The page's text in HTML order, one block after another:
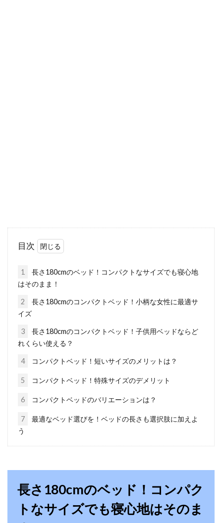
どれを買う？布団掃除機ランキン
ギーが注目されています。そこで、活躍するの
畳にウッドカーペットを敷くときの
便利なウッドカーペット。設置する際には、ダ
ニ・カビの対...
目次
1
長さ180cmのベッド！コンパクトなサイズでも寝心地
はそのまま！
2
長さ180cmのコンパクトベッド！小柄な女性に最適サ
イズ
3
長さ180cmのコンパクトベッド！子供用ベッドならど
れくらい使える？
4 コンパクトベッド！短いサイズのメリットは？
5 コンパクトベッド！特殊サイズのデメリット
6 コンパクトベッドのバリエーションは？
7
最適なベッド選びを！ベッドの長さも選択肢に加えよ
う
長さ180cmのベッド！コンパク
トなサイズでも寝心地はそのま